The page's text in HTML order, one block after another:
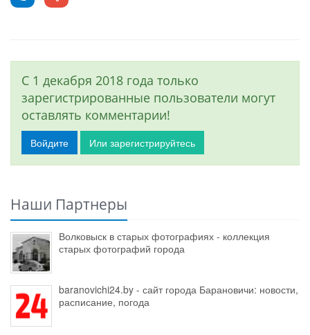
С 1 декабря 2018 года только
зарегистрированные пользователи могут
оставлять комментарии!
Войдите Или зарегистрируйтесь
Наши Партнеры
Волковыск в старых фотографиях - коллекция
старых фотографий города
baranovichi24.by - сайт города Барановичи: новости,
расписание, погода